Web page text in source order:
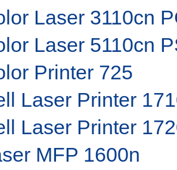
Laser 3110cn
Laser 5110cn
Printer 725
Laser Printer
Laser Printer
MFP 1600n